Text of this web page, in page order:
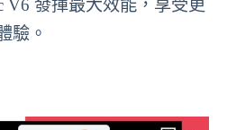
V6 發揮最大效能，享受更
驗。